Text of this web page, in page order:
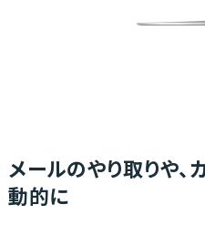
メールのやり取りや
動的に